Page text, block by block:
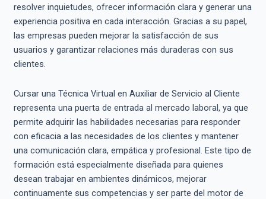
resolver inquietudes, ofrecer información clara y generar una
experiencia positiva en cada interacción. Gracias a su papel,
las empresas pueden mejorar la satisfacción de sus
usuarios y garantizar relaciones más duraderas con sus
clientes.
Cursar una Técnica Virtual en Auxiliar de Servicio al Cliente
representa una puerta de entrada al mercado laboral, ya que
permite adquirir las habilidades necesarias para responder
con eficacia a las necesidades de los clientes y mantener
una comunicación clara, empática y profesional. Este tipo de
formación está especialmente diseñada para quienes
desean trabajar en ambientes dinámicos, mejorar
continuamente sus competencias y ser parte del motor de